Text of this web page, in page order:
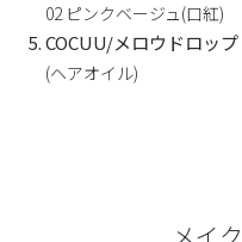
02 ピンクベージュ(口紅)
COCUU/メロウドロップ
(ヘアオイル)